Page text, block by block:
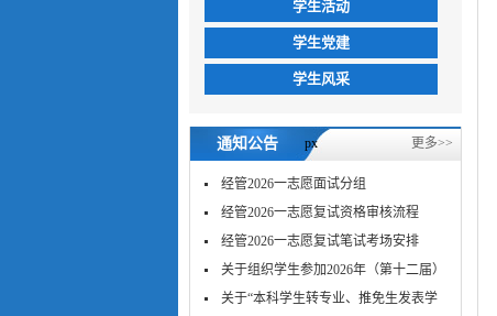
学生活动
学生党建
学生风采
px
通知公告 更多>>
经管2026一志愿面试分组
经管2026一志愿复试资格审核流程
经管2026一志愿复试笔试考场安排
关于组织学生参加2026年（第十二届）
MPA...
关于“本科学生转专业、推免生发表学